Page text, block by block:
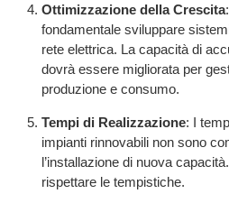
Ottimizzazione della Crescita
fondamentale sviluppare
rete elettrica. La capacità di
dovrà essere migliorata per
produzione e consumo.
Tempi di Realizzazione: I
impianti rinnovabili non sono
l’installazione di nuova
rispettare le tempistiche.